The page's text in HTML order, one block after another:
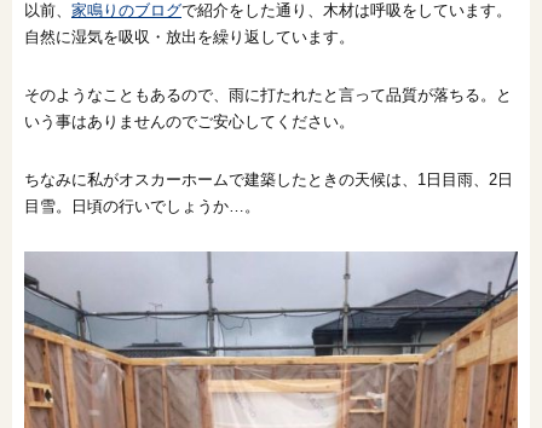
以前、 家鳴りのブログで紹介をした通り、木材は呼吸をしています。
自然に湿気を吸収・放出を繰り返しています。
そのようなこともあるので、雨に打たれたと言って品質が落ちる。と
いう事はありませんのでご安心してください。
ちなみに私がオスカーホームで建築したときの天候は、1日目雨、2日
目雪。日頃の行いでしょうか…。